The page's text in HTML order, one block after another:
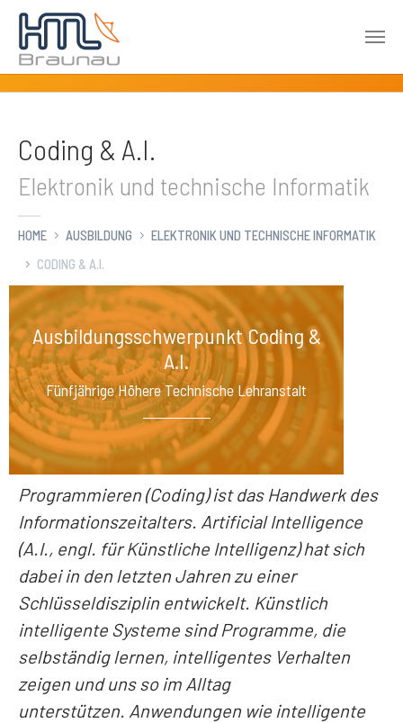
Coding & A.I.
Elektronik und technische Informatik
HOME AUSBILDUNG
ELEKTRONIK UND TECHNISCHE INFORMATIK
CODING & A.I.
Ausbildungsschwerpunkt Coding &
A.I.
Fünfjährige Höhere Technische Lehranstalt
Programmieren (Coding) ist das Handwerk des
Informationszeitalters. Artificial Intelligence
(A.I., engl. für Künstliche Intelligenz) hat sich
dabei in den letzten Jahren zu einer
Schlüsseldisziplin entwickelt. Künstlich
intelligente Systeme sind Programme, die
selbständig lernen, intelligentes Verhalten
zeigen und uns so im Alltag
unterstützen. Anwendungen wie intelligente